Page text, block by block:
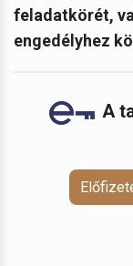
feladatkörét,
engedélyhez
A